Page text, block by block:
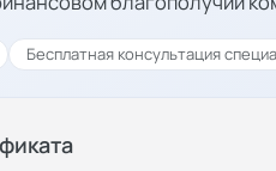
Бесплатная консультация